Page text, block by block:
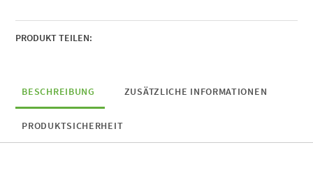
PRODUKT TEILEN:
BESCHREIBUNG ZUSÄTZLICHE INFORMATIONEN
PRODUKTSICHERHEIT